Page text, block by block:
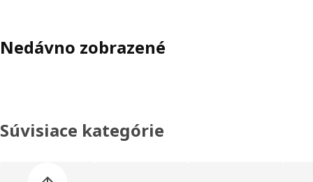
Nedávno zobrazené
Súvisiace kategórie